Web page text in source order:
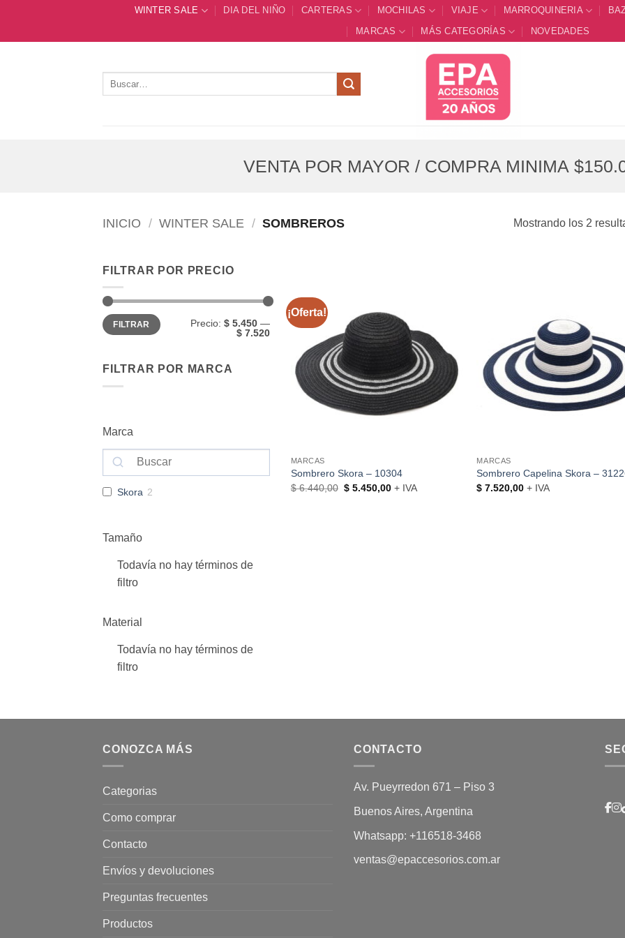
contenido
WINTER SALE DIA DEL NIÑO CARTERAS MOCHILAS VIAJE MARROQUINERIA
MARCAS
MÁS CATEGORÍAS NOVEDADES
VENTA POR MAYOR / COMPRA MINIMA
INICIO / WINTER SALE / SOMBREROS Mostrando los 2
FILTRAR POR PRECIO
Precio
mínimo
Precio
máximo
FILTRAR Precio: $ 5.450 —
$ 7.520
FILTRAR POR MARCA
Marca
Skora 2
Tamaño
Todavía no hay términos de
filtro
Material
Todavía no hay términos de
filtro
¡Oferta!
MARCAS
Sombrero Skora – 10304
$6.440,00 El
$ 5.450,00El+ IVA
MARCAS
Sombrero Capelina Skora –
$ 7.520,00 + IVA
CONOZCA MÁS
Categorias
Como comprar
Contacto
Envíos y devoluciones
Preguntas frecuentes
Productos
CONTACTO
Av. Pueyrredon 671 – Piso 3
Buenos Aires, Argentina
Whatsapp: +116518-3468
ventas@epaccesorios.com.ar